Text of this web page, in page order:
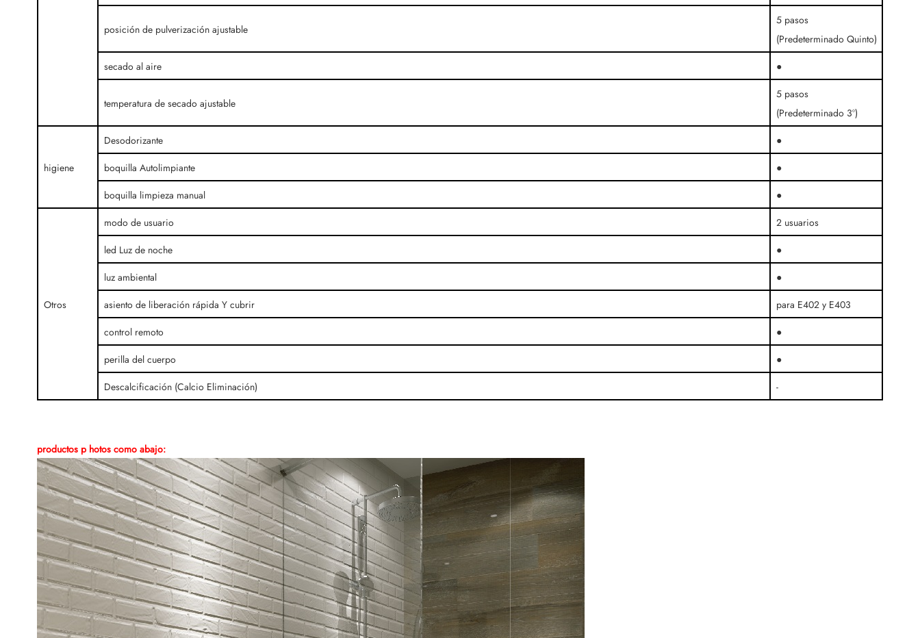
posición de pulverización ajustable
5 pasos
(Predeterminado Quinto)
secado al aire
●
temperatura de secado ajustable
5 pasos
(Predeterminado 3º)
higiene
Desodorizante
●
boquilla Autolimpiante
●
boquilla limpieza manual
●
Otros
modo de usuario
2 usuarios
led Luz de noche
●
luz ambiental
●
asiento de liberación rápida Y cubrir
para E402 y E403
control remoto
●
perilla del cuerpo
●
Descalcificación (Calcio Eliminación)
-
productos photos como abajo: